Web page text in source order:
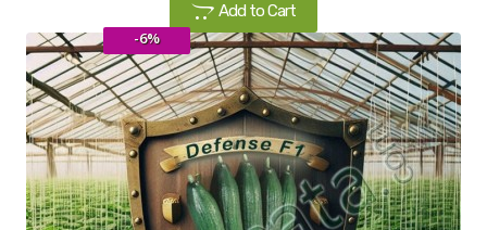
Add to Cart
-6%